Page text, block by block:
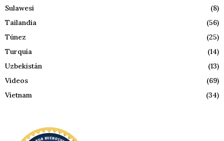
Sulawesi
(8)
Tailandia
(56)
Túnez
(25)
Turquía
(14)
Uzbekistán
(13)
Videos
(69)
Vietnam
(34)